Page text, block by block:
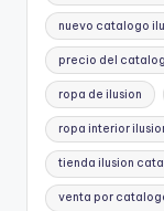
nuevo catalogo
precio del
ropa de ilusion
ropa interior
tienda ilusion
venta por